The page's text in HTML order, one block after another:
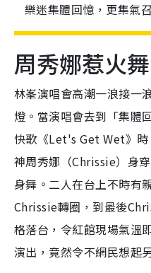
樂迷集體回憶，更集氣
周秀娜惹火
林峯演唱會高潮一浪接一
燈。當演唱會去到「集體
快歌《Let's Get Wet》時
神周秀娜（Chrissie）身
身舞。二人在台上不時有
Chrissie轉圈，到最後
格落台，令紅館現場氣溫
演出，竟然令不網民想起